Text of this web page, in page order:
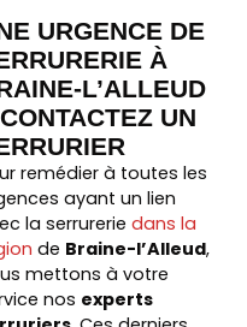
URGENCE DE
À
L’ALLEUD
UN
remédier à toutes les
ayant un lien
la serrurerie dans la
de Braine-l’Alleud,
mettons à votre
nos experts